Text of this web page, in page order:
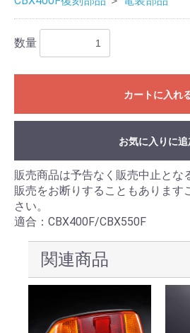
数量
カートに入れ
お気に入りに追
販売商品は予告なく販売中止とな
販売をお断りすることもあります
さい。
適合：CBX400F/CBX550F
関連商品